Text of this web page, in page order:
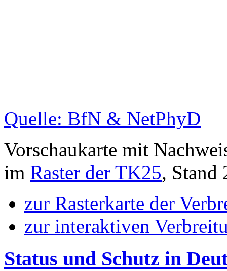
Quelle: BfN & NetPhyD
Vorschaukarte mit
im Raster der TK25, Stand
zur Rasterkarte der
zur interaktiven
Status und Schutz in